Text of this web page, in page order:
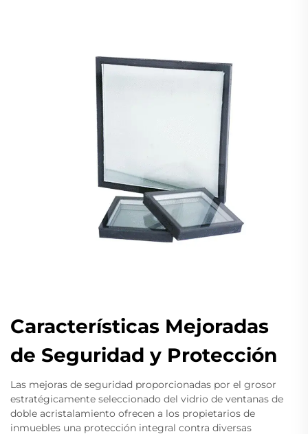
Características Mejoradas
de Seguridad y Protección
Las mejoras de seguridad proporcionadas por el grosor
estratégicamente seleccionado del vidrio de ventanas de
doble acristalamiento ofrecen a los propietarios de
inmuebles una protección integral contra diversas